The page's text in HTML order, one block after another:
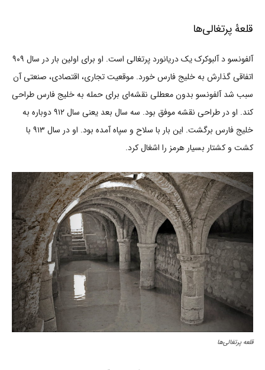
قلعۀ پرتغالی‌ها
آلفونسو د آلبوکرک یک دریانورد پرتغالی است. او برای اولین بار در سال ۹۰۹
اتفاقی گذارش به خلیج فارس خورد. موقعیت تجاری، اقتصادی، صنعتی آن
سبب شد آلفونسو بدون معطلی نقشه‌ای برای حمله به خلیج فارس طراحی
کند. او در طراحی نقشه موفق بود. سه سال بعد یعنی سال ۹۱۲ دوباره به
خلیج فارس برگشت. این بار با سلاح و سپاه آمده بود. او در سال ۹۱۳ با
کشت و کشتار بسیار هرمز را اشغال کرد.
قلعه پرتغالی‌ها